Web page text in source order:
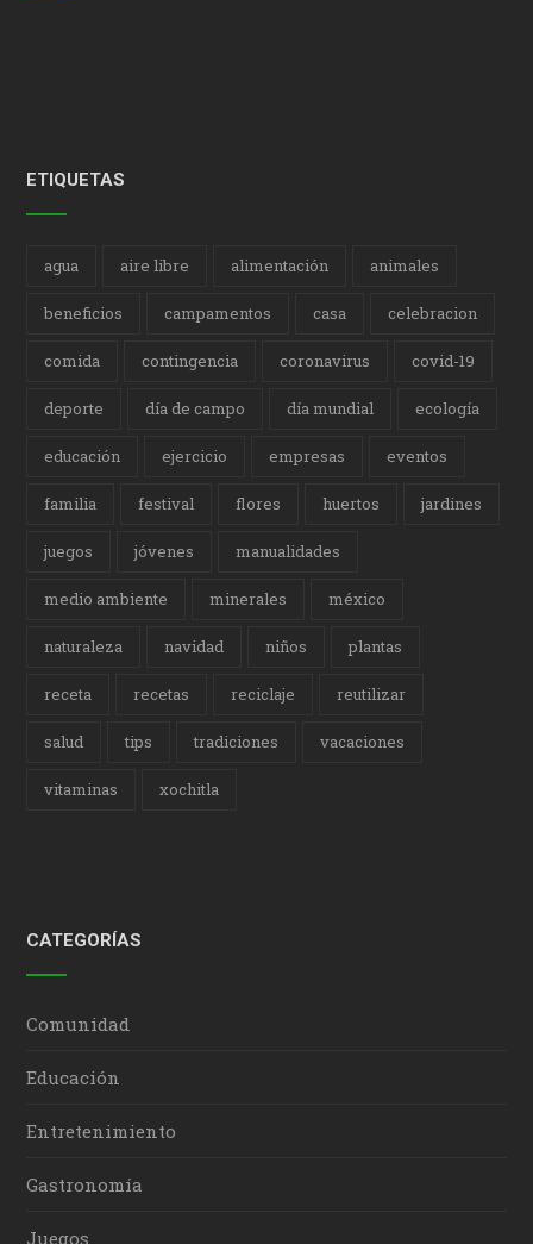
ETIQUETAS
agua aire libre alimentación animales
beneficios campamentos casa celebracion
comida contingencia coronavirus covid-19
deporte día de campo día mundial ecología
educación ejercicio empresas eventos
familia festival flores huertos jardines
juegos jóvenes manualidades
medio ambiente minerales méxico
naturaleza navidad niños plantas
receta recetas reciclaje reutilizar
salud tips tradiciones vacaciones
vitaminas xochitla
CATEGORÍAS
Comunidad
Educación
Entretenimiento
Gastronomía
Juegos